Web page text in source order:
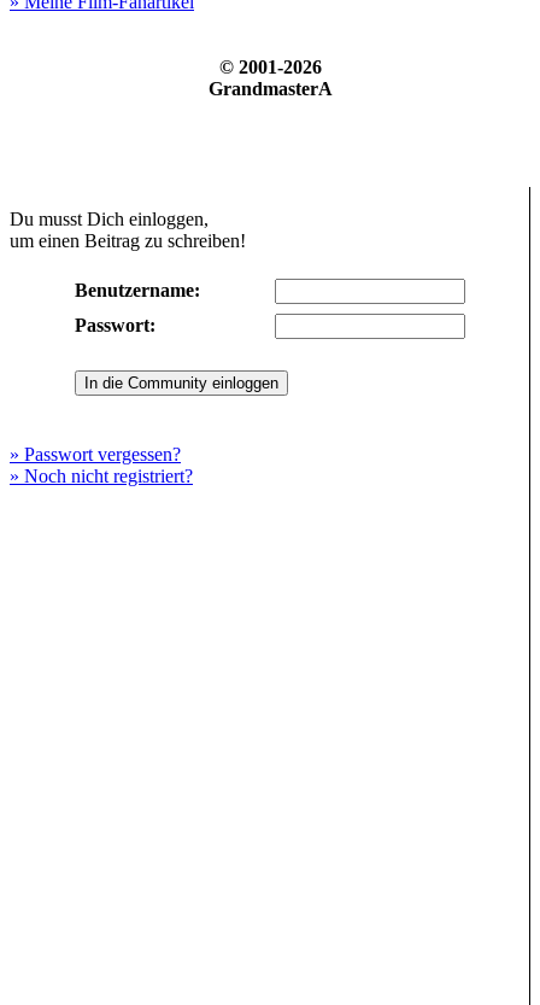
© 2001-2026
GrandmasterA
Du musst Dich einloggen,
um einen Beitrag zu schreiben!
Benutzername:
Passwort:
» Passwort vergessen?
» Noch nicht registriert?